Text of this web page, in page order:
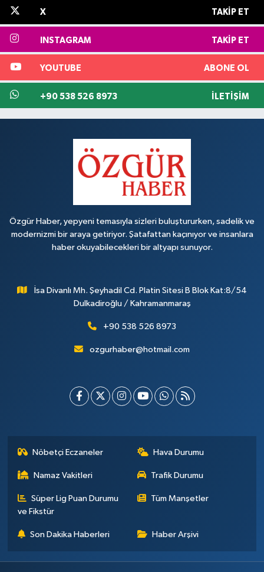
X TAKIP ET
INSTAGRAM TAKIP ET
YOUTUBE ABONE OL
+90 538 526 8973 İLETIŞIM
Özgür Haber, yepyeni temasıyla sizleri buluştururken, sadelik ve
modernizmi bir araya getiriyor. Şatafattan kaçınıyor ve insanlara
haber okuyabilecekleri bir altyapı sunuyor.
İsa Divanlı Mh. Şeyhadil Cd. Platin Sitesi B Blok Kat:8/54
Dulkadiroğlu / Kahramanmaraş
+90 538 526 8973
ozgurhaber@hotmail.com
Nöbetçi Eczaneler Hava Durumu
Namaz Vakitleri Trafik Durumu
Süper Lig Puan Durumu
ve Fikstür
Tüm Manşetler
Son Dakika Haberleri Haber Arşivi